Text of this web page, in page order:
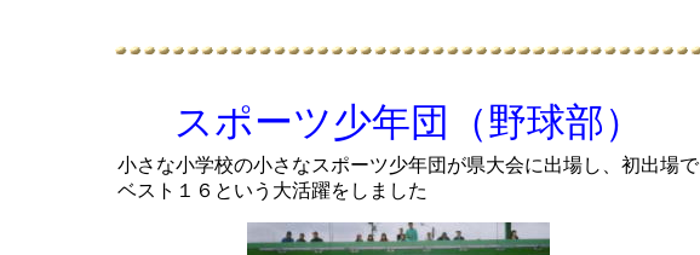
スポーツ少年団（野球部）
小さな小学校の小さなスポーツ少年団が県大会に出場し、初出場で
ベスト１６という大活躍をしました